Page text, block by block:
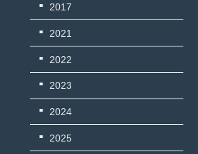
2017
2021
2022
2023
2024
2025